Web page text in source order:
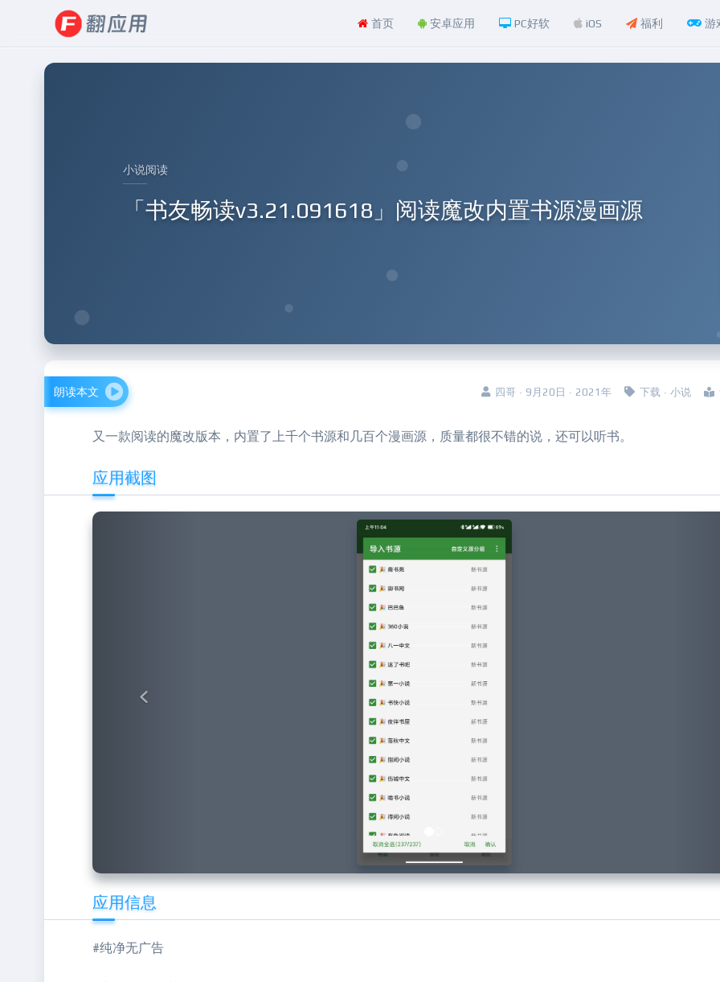
首页 安卓应用 PC好软 iOS 福利 游
小说阅读
「书友畅读v3.21.091618」阅读魔改内置书源漫画源
四哥 · 9月20日 · 2021年 下载· 小说
朗读本文
又一款阅读的魔改版本，内置了上千个书源和几百个漫画源，质量都很不错的说，还可以听书。
应用截图
应用信息
#纯净无广告